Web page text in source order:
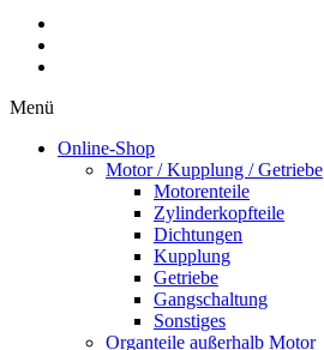
Menü
Online-Shop
Motor / Kupplung / Getriebe
Motorenteile
Zylinderkopfteile
Dichtungen
Kupplung
Getriebe
Gangschaltung
Sonstiges
Organteile außerhalb Motor